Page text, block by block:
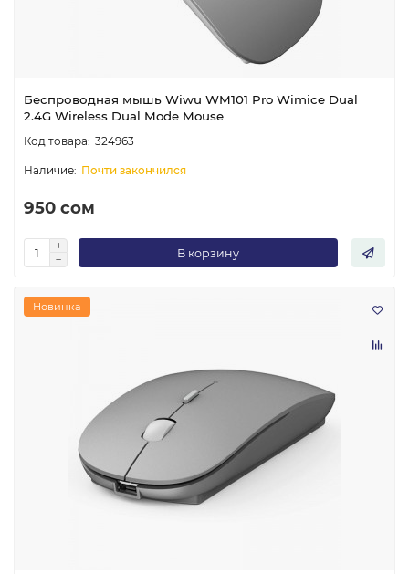
Беспроводная мышь Wiwu WM101 Pro Wimice Dual
2.4G Wireless Dual Mode Mouse
324963
Почти закончился
950 сом
В корзину
Новинка